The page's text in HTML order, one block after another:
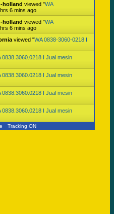
holland viewed "WA
6 mins ago
holland viewed "WA
6 mins ago
viewed "WA 0838-3060-0218 I
0838.3060.0218 I Jual mesin
0838.3060.0218 I Jual mesin
0838.3060.0218 I Jual mesin
0838.3060.0218 I Jual mesin
Tracking ON